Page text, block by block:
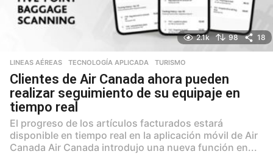
2.1k 98 18
LINEAS AÉREAS ,TECNOLOGÍA APLICADA ,TURISMO
Clientes de Air Canada ahora pueden
realizar seguimiento de su equipaje en
tiempo real
El progreso de los artículos facturados estará
disponible en tiempo real en la aplicación móvil de Air
Canada Air Canada introdujo una nueva función en...